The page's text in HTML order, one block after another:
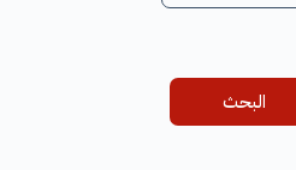
البحث